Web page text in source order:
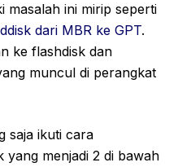
masalah ini mirip seperti
dari MBR ke GPT.
ke flashdisk dan
muncul di perangkat
saja ikuti cara
yang menjadi 2 di bawah